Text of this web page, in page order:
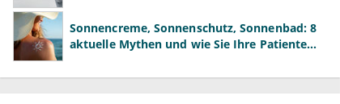
Sonnencreme, Sonnenschutz, Sonnenbad: 8
aktuelle Mythen und wie Sie Ihre Patienten